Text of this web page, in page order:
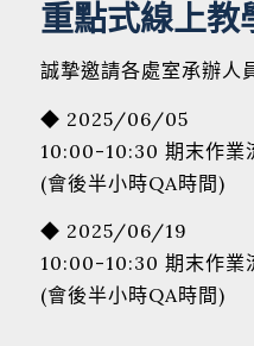
重點式線上教
誠摯邀請各處室承辦人
◆ 2025/06/05
10:00-10:30 期末作業
(會後半小時QA時間)
◆ 2025/06/19
10:00-10:30 期末作業
(會後半小時QA時間)